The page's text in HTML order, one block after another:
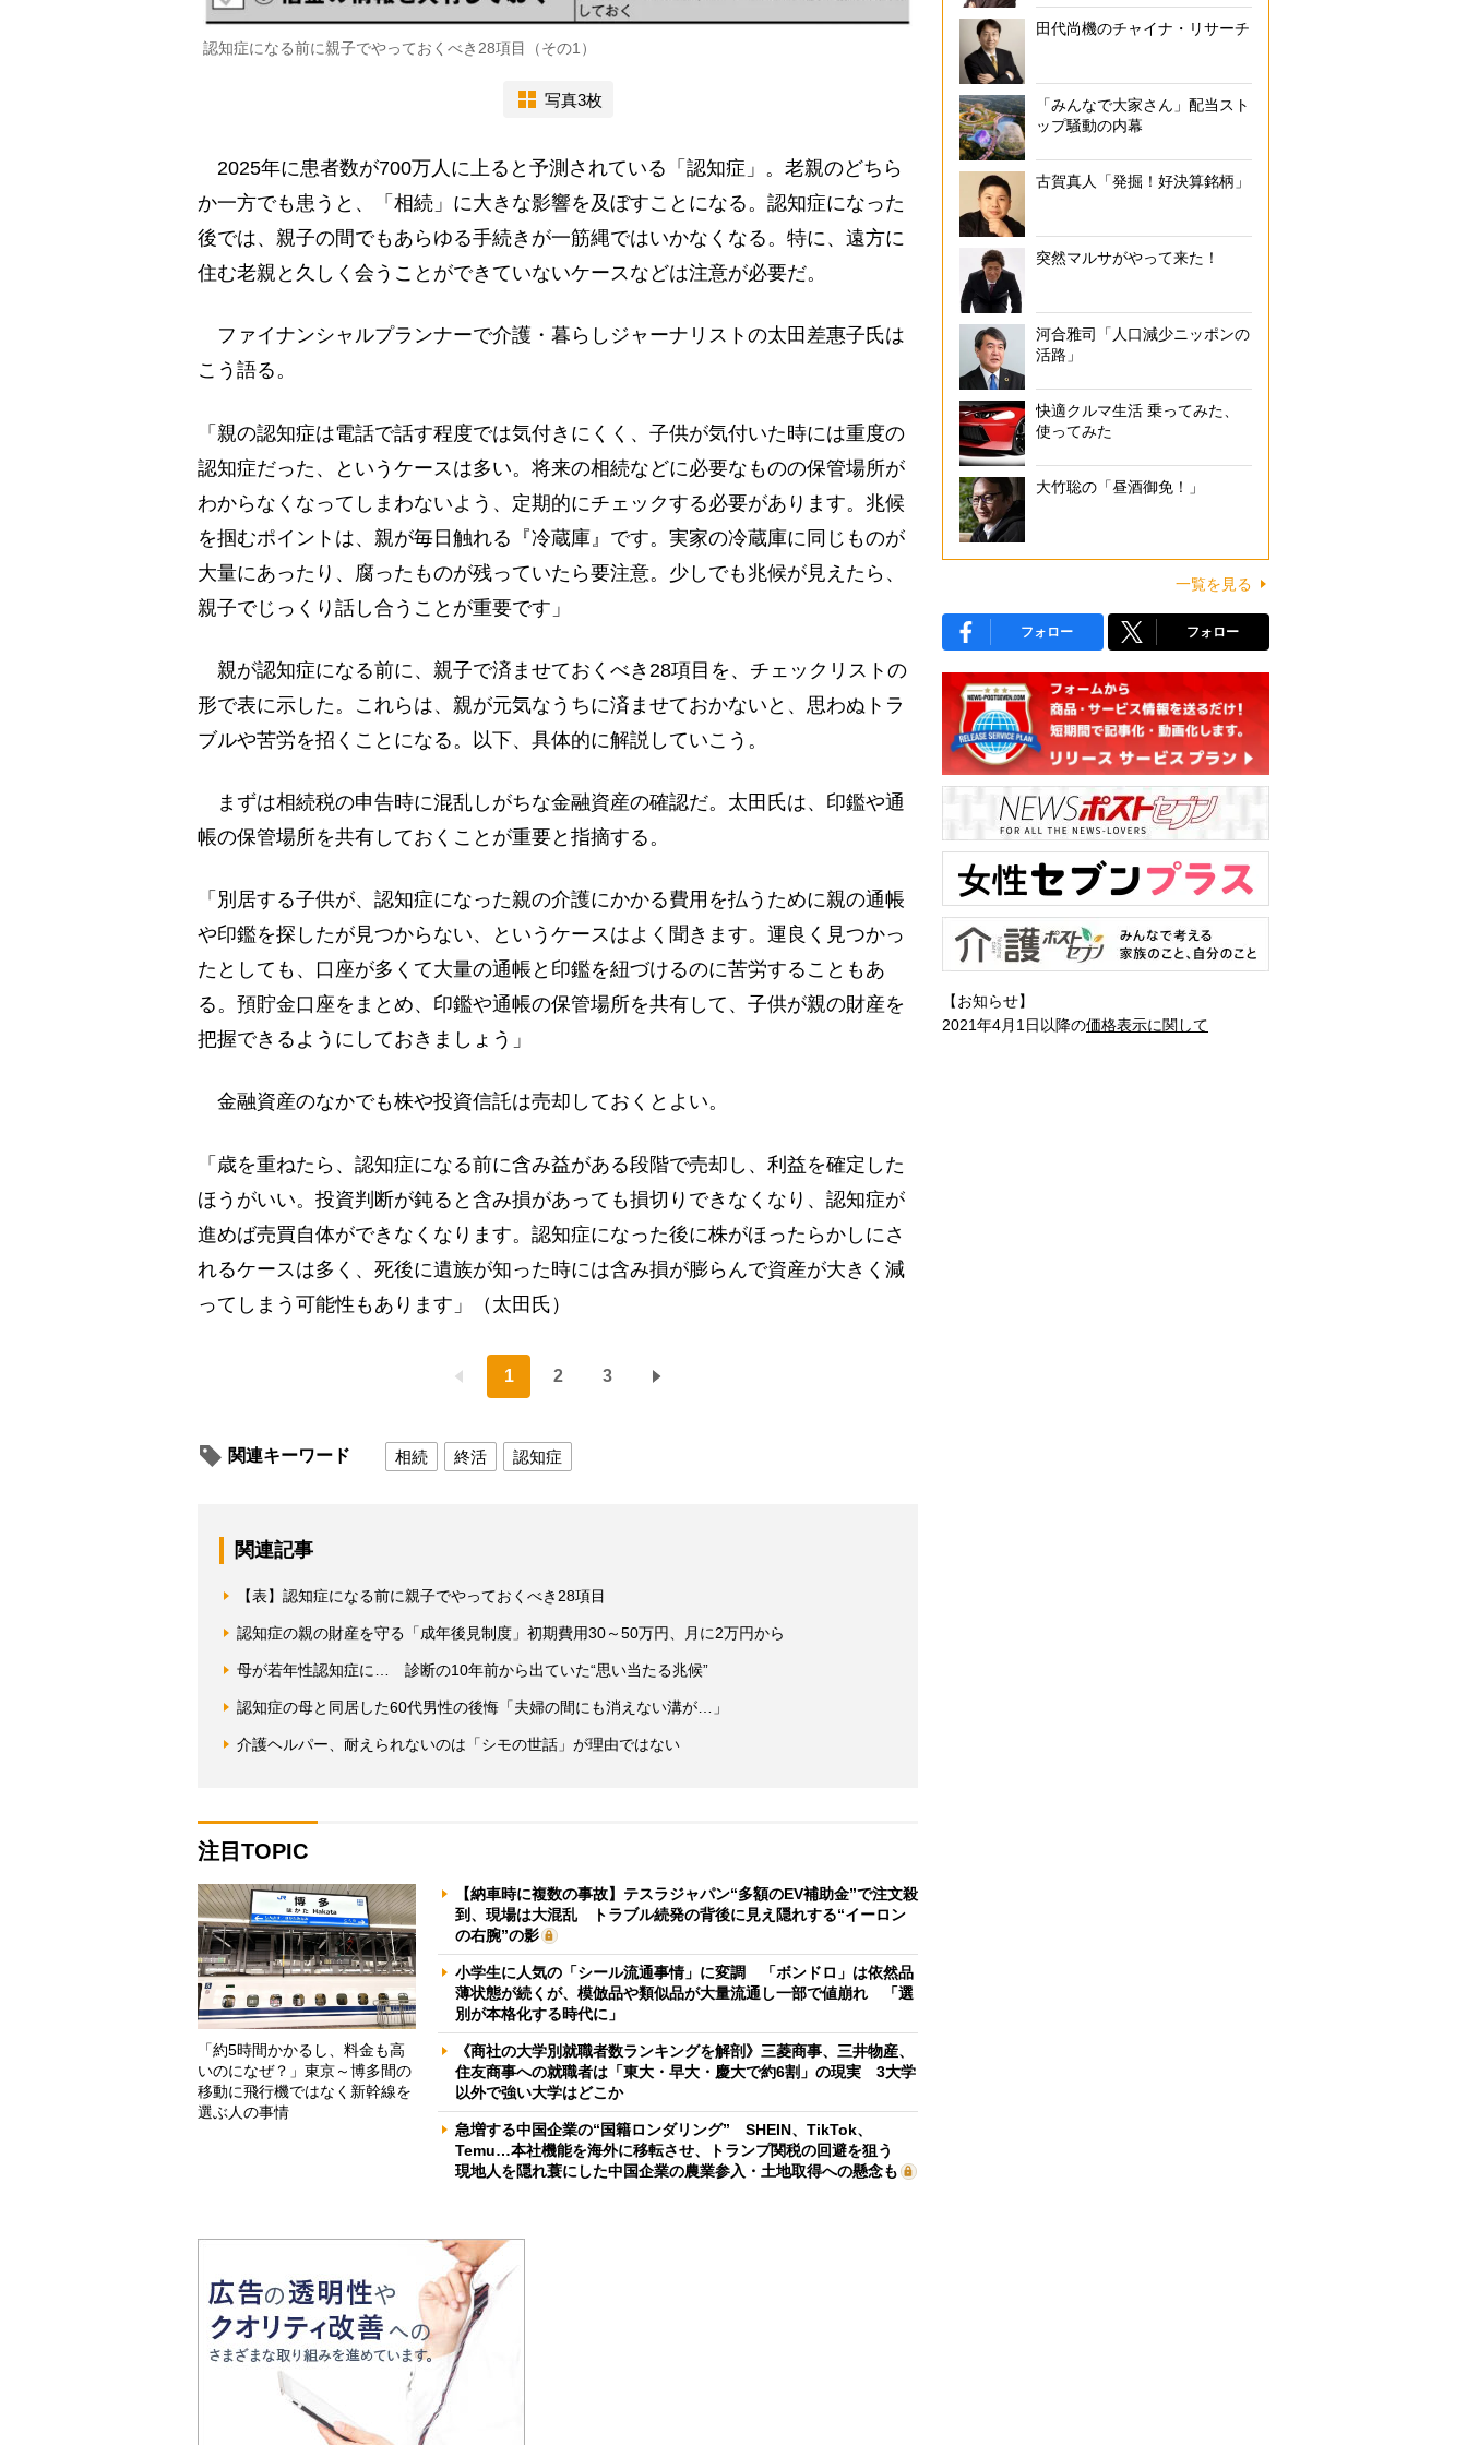
認知症になる前に親子でやっておくべき28項目（その1）
写真3枚
2025年に患者数が700万人に上ると予測されている「認知症」。老親のどちら
か一方でも患うと、「相続」に大きな影響を及ぼすことになる。認知症になった
後では、親子の間でもあらゆる手続きが一筋縄ではいかなくなる。特に、遠方に
住む老親と久しく会うことができていないケースなどは注意が必要だ。
ファイナンシャルプランナーで介護・暮らしジャーナリストの太田差惠子氏は
こう語る。
「親の認知症は電話で話す程度では気付きにくく、子供が気付いた時には重度の
認知症だった、というケースは多い。将来の相続などに必要なものの保管場所が
わからなくなってしまわないよう、定期的にチェックする必要があります。兆候
を掴むポイントは、親が毎日触れる『冷蔵庫』です。実家の冷蔵庫に同じものが
大量にあったり、腐ったものが残っていたら要注意。少しでも兆候が見えたら、
親子でじっくり話し合うことが重要です」
親が認知症になる前に、親子で済ませておくべき28項目を、チェックリストの
形で表に示した。これらは、親が元気なうちに済ませておかないと、思わぬトラ
ブルや苦労を招くことになる。以下、具体的に解説していこう。
まずは相続税の申告時に混乱しがちな金融資産の確認だ。太田氏は、印鑑や通
帳の保管場所を共有しておくことが重要と指摘する。
「別居する子供が、認知症になった親の介護にかかる費用を払うために親の通帳
や印鑑を探したが見つからない、というケースはよく聞きます。運良く見つかっ
たとしても、口座が多くて大量の通帳と印鑑を紐づけるのに苦労することもあ
る。預貯金口座をまとめ、印鑑や通帳の保管場所を共有して、子供が親の財産を
把握できるようにしておきましょう」
金融資産のなかでも株や投資信託は売却しておくとよい。
「歳を重ねたら、認知症になる前に含み益がある段階で売却し、利益を確定した
ほうがいい。投資判断が鈍ると含み損があっても損切りできなくなり、認知症が
進めば売買自体ができなくなります。認知症になった後に株がほったらかしにさ
れるケースは多く、死後に遺族が知った時には含み損が膨らんで資産が大きく減
ってしまう可能性もあります」（太田氏）
1 2 3
関連キーワード 相続 終活 認知症
関連記事
【表】認知症になる前に親子でやっておくべき28項目
認知症の親の財産を守る「成年後見制度」初期費用30～50万円、月に2万円から
母が若年性認知症に… 診断の10年前から出ていた“思い当たる兆候”
認知症の母と同居した60代男性の後悔「夫婦の間にも消えない溝が…」
介護ヘルパー、耐えられないのは「シモの世話」が理由ではない
注目TOPIC
「約5時間かかるし、料金も高
いのになぜ？」東京～博多間の
移動に飛行機ではなく新幹線を
選ぶ人の事情
【納車時に複数の事故】テスラジャパン“多額のEV補助金”で注文殺
到、現場は大混乱 トラブル続発の背後に見え隠れする“イーロン
の右腕”の影
小学生に人気の「シール流通事情」に変調 「ボンドロ」は依然品
薄状態が続くが、模倣品や類似品が大量流通し一部で値崩れ 「選
別が本格化する時代に」
《商社の大学別就職者数ランキングを解剖》三菱商事、三井物産、
住友商事への就職者は「東大・早大・慶大で約6割」の現実 3大学
以外で強い大学はどこか
急増する中国企業の“国籍ロンダリング” SHEIN、TikTok、
Temu…本社機能を海外に移転させ、トランプ関税の回避を狙う
現地人を隠れ蓑にした中国企業の農業参入・土地取得への懸念も
田代尚機のチャイナ・リサーチ
「みんなで大家さん」配当スト
ップ騒動の内幕
古賀真人「発掘！好決算銘柄」
突然マルサがやって来た！
河合雅司「人口減少ニッポンの
活路」
快適クルマ生活 乗ってみた、
使ってみた
大竹聡の「昼酒御免！」
一覧を見る
フォロー フォロー
【お知らせ】
2021年4月1日以降の価格表示に関して